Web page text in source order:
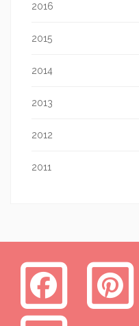
2016
2015
2014
2013
2012
2011